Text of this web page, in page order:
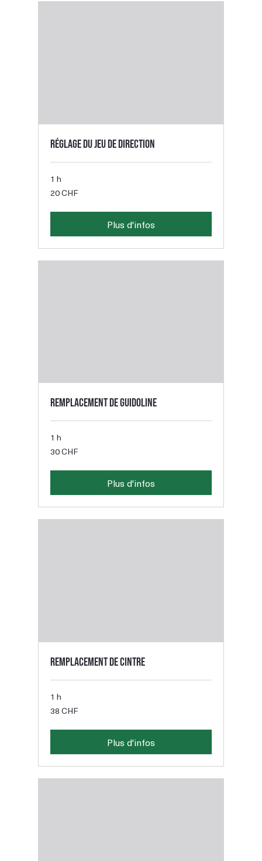
Réglage du jeu de direction
1 h
francs
20 CHF
Plus d'infos
Remplacement de guidoline
1 h
30
francs
30 CHF
Plus d'infos
Remplacement de cintre
1 h
38
francs
38 CHF
Plus d'infos